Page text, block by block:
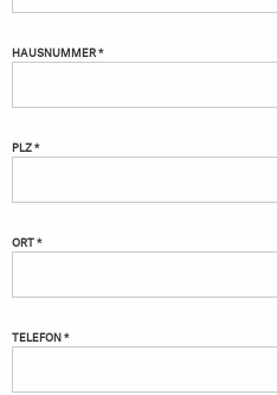
HAUSNUMMER *
PLZ *
ORT *
TELEFON *